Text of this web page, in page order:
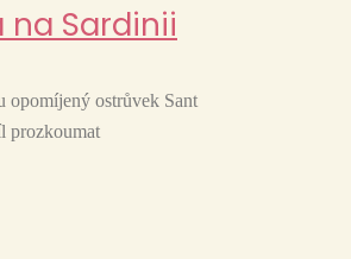
na Sardinii
opomíjený ostrůvek Sant
prozkoumat